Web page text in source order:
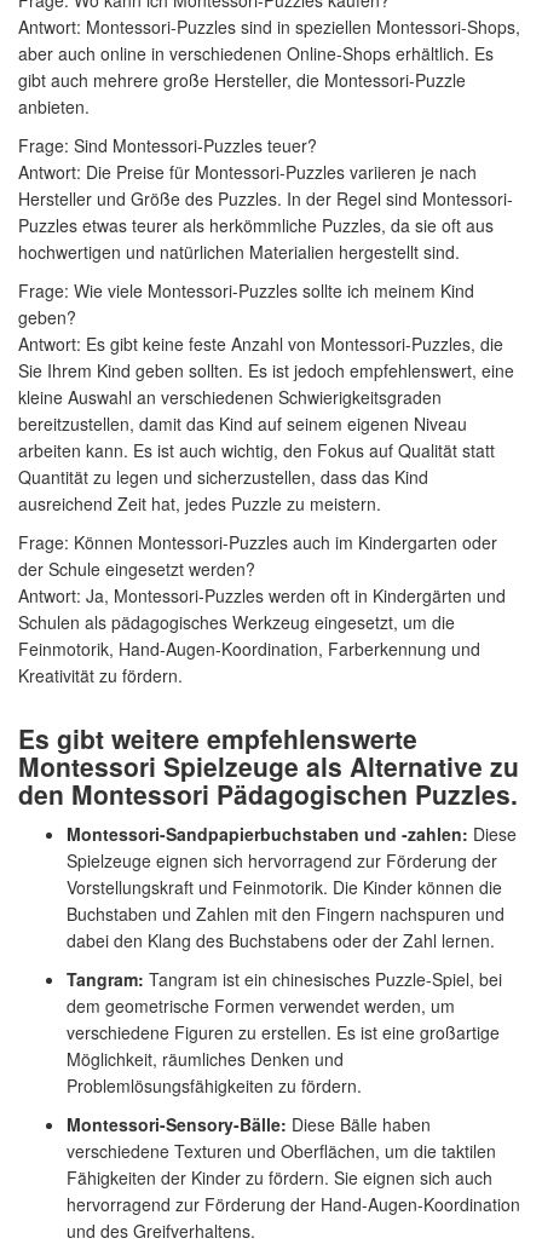
Antwort: Montessori-Puzzles sind in speziellen Montessori-Shops,
aber auch online in verschiedenen Online-Shops erhältlich. Es
gibt auch mehrere große Hersteller, die Montessori-Puzzle
anbieten.
Frage: Sind Montessori-Puzzles teuer?
Antwort: Die Preise für Montessori-Puzzles variieren je nach
Hersteller und Größe des Puzzles. In der Regel sind Montessori-
Puzzles etwas teurer als herkömmliche Puzzles, da sie oft aus
hochwertigen und natürlichen Materialien hergestellt sind.
Frage: Wie viele Montessori-Puzzles sollte ich meinem Kind
geben?
Antwort: Es gibt keine feste Anzahl von Montessori-Puzzles, die
Sie Ihrem Kind geben sollten. Es ist jedoch empfehlenswert, eine
kleine Auswahl an verschiedenen Schwierigkeitsgraden
bereitzustellen, damit das Kind auf seinem eigenen Niveau
arbeiten kann. Es ist auch wichtig, den Fokus auf Qualität statt
Quantität zu legen und sicherzustellen, dass das Kind
ausreichend Zeit hat, jedes Puzzle zu meistern.
Frage: Können Montessori-Puzzles auch im Kindergarten oder
der Schule eingesetzt werden?
Antwort: Ja, Montessori-Puzzles werden oft in Kindergärten und
Schulen als pädagogisches Werkzeug eingesetzt, um die
Feinmotorik, Hand-Augen-Koordination, Farberkennung und
Kreativität zu fördern.
Es gibt weitere empfehlenswerte
Montessori Spielzeuge als Alternative zu
den Montessori Pädagogischen Puzzles.
Montessori-Sandpapierbuchstaben und -zahlen: Diese
Spielzeuge eignen sich hervorragend zur Förderung der
Vorstellungskraft und Feinmotorik. Die Kinder können die
Buchstaben und Zahlen mit den Fingern nachspuren und
dabei den Klang des Buchstabens oder der Zahl lernen.
Tangram: Tangram ist ein chinesisches Puzzle-Spiel, bei
dem geometrische Formen verwendet werden, um
verschiedene Figuren zu erstellen. Es ist eine großartige
Möglichkeit, räumliches Denken und
Problemlösungsfähigkeiten zu fördern.
Montessori-Sensory-Bälle: Diese Bälle haben
verschiedene Texturen und Oberflächen, um die taktilen
Fähigkeiten der Kinder zu fördern. Sie eignen sich auch
hervorragend zur Förderung der Hand-Augen-Koordination
und des Greifverhaltens.